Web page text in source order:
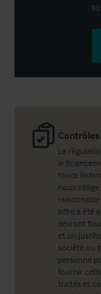
La
le
fonds
nous
offre a été
devront
et un
société ou
personne
fournir
traités et